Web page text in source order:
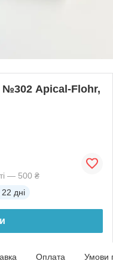
№302 Apical-Flohr,
— 500 ₴
22 дні
Оплата Умови